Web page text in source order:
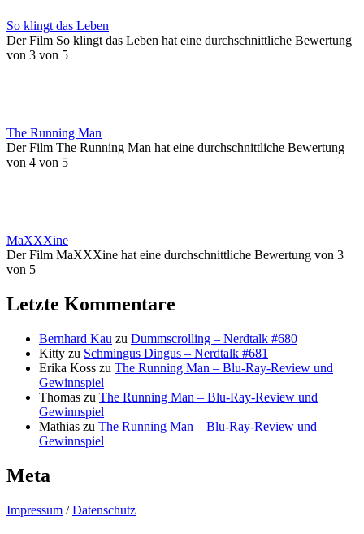
So klingt das Leben
Der Film So klingt das Leben hat eine durchschnittliche Bewertung
von 3 von 5
The Running Man
Der Film The Running Man hat eine durchschnittliche Bewertung
von 4 von 5
MaXXXine
Der Film MaXXXine hat eine durchschnittliche Bewertung von 3
von 5
Letzte Kommentare
Bernhard Kau zu Dummscrolling – Nerdtalk #680
Kitty zu Schmingus Dingus – Nerdtalk #681
Erika Koss zu The Running Man – Blu-Ray-Review und
Gewinnspiel
Thomas zu The Running Man – Blu-Ray-Review und
Gewinnspiel
Mathias zu The Running Man – Blu-Ray-Review und
Gewinnspiel
Meta
Impressum /Datenschutz